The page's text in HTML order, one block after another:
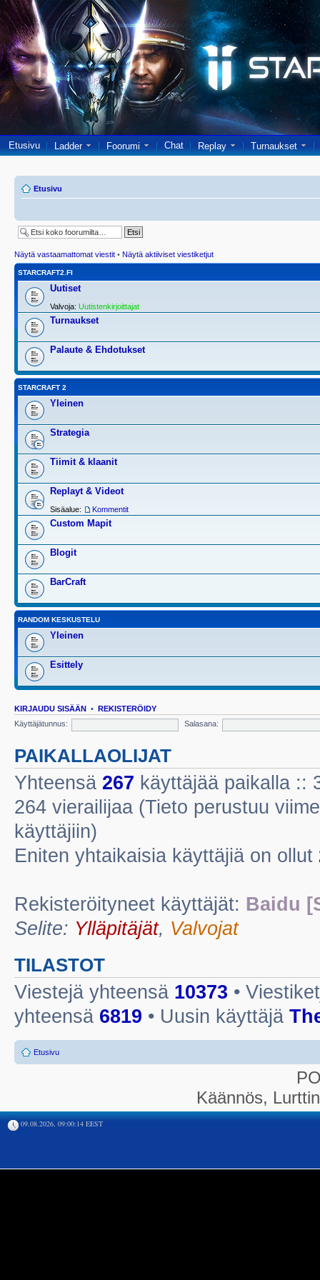
Etusivu Ladder Foorumi Chat Replay Turnaukset
Etusivu
Näytä vastaamattomat viestit • Näytä aktiiviset viestiketjut
STARCRAFT2.FI
Uutiset
Valvoja: Uutistenkirjoittajat
Turnaukset
Palaute & Ehdotukset
STARCRAFT 2
Yleinen
Strategia
Tiimit & klaanit
Replayt & Videot
Sisäalue: Kommentit
Custom Mapit
Blogit
BarCraft
RANDOM KESKUSTELU
Yleinen
Esittely
KIRJAUDU SISÄÄN • REKISTERÖIDY
Käyttäjätunnus:
Salasana:
PAIKALLAOLIJAT
Yhteensä 267 käyttäjää paikalla ::
264 vierailijaa (Tieto perustuu
käyttäjiin)
Eniten yhtaikaisia käyttäjiä on ollut
Rekisteröityneet käyttäjät: Baidu
Selite: Ylläpitäjät, Valvojat
TILASTOT
Viestejä yhteensä 10373 •
yhteensä 6819 • Uusin käyttäjä
Etusivu
Käännös,
09.08.2026, 09:00:14 EEST